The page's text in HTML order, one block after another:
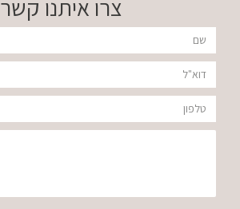
מ"ל
POWDER
צרו איתנו קשר
שם
דוא"ל
טלפון